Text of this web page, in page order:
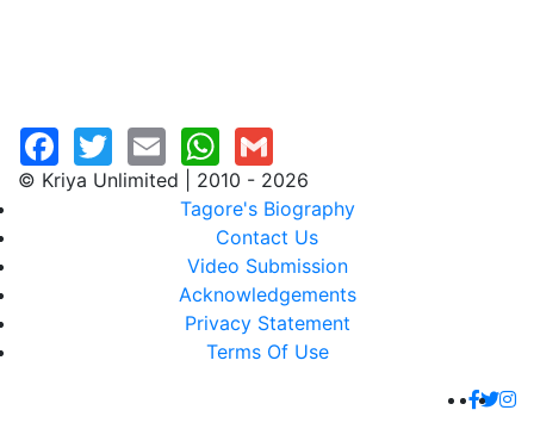
© Kriya Unlimited | 2010 - 2026
Tagore's Biography
Contact Us
Video Submission
Acknowledgements
Privacy Statement
Terms Of Use